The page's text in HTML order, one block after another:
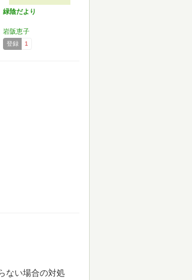
緑陰だより
岩阪恵子
登録 1
ない場合の対処